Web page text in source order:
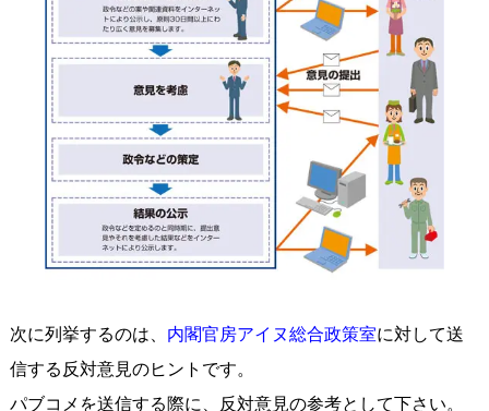
次に列挙するのは、 内閣官房アイヌ総合政策室に対して送
信する反対意見のヒントです。
パブコメを送信する際に、反対意見の参考として下さい。